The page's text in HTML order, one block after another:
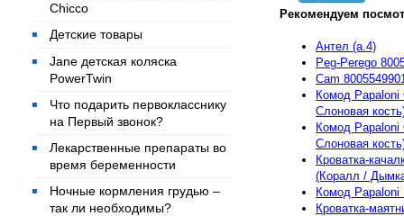
Chicco
Детские товары
Jane детская коляска
PowerTwin
Что подарить первокласснику
на Первый звонок?
Лекарственные препараты во
время беременности
Ночные кормления грудью –
так ли необходимы?
Рекомендуем
Антел (а.4)
Peg-Perego
Cam
Комод Papaloni
Слоновая
Комод Papaloni
Слоновая
Кроватка-
(Коралл /
Комод Papaloni
Кроватка-